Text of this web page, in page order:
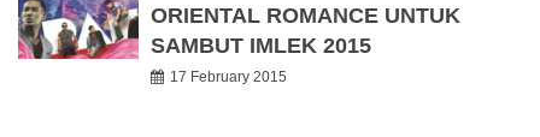
ORIENTAL ROMANCE UNTUK
SAMBUT IMLEK 2015
17 February 2015